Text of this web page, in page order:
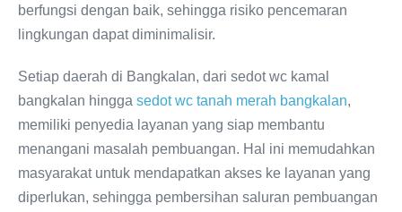
berfungsi dengan baik, sehingga risiko pencemaran
lingkungan dapat diminimalisir.
Setiap daerah di Bangkalan, dari sedot wc kamal
bangkalan hingga sedot wc tanah merah bangkalan,
memiliki penyedia layanan yang siap membantu
menangani masalah pembuangan. Hal ini memudahkan
masyarakat untuk mendapatkan akses ke layanan yang
diperlukan, sehingga pembersihan saluran pembuangan